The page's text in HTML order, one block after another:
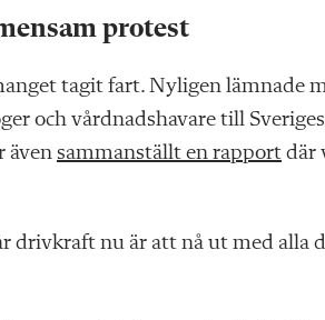
protest
tagit fart. Nyligen lämnade
och vårdnadshavare till
även sammanställt en rapport där
drivkraft nu är att nå ut med alla